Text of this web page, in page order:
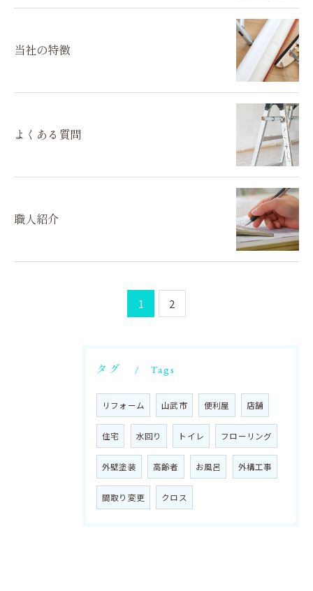
当社の特徴
よくある質問
職人紹介
1 2
タグ Tags
リフォーム 山武市 便利屋 店舗
住宅 水回り トイレ フローリング
外壁塗装 高齢者 お風呂 外構工事
間取り変更 クロス